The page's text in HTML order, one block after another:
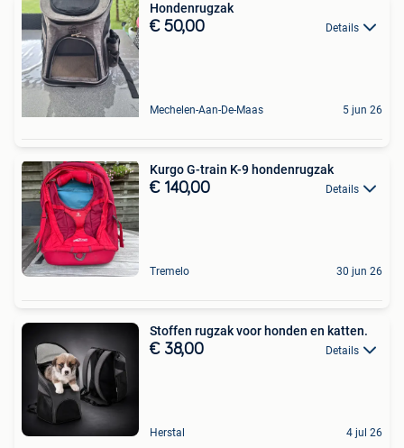
Hondenrugzak
€ 50,00 Details
Mechelen-Aan-De-Maas 5 jun 26
Kurgo G-train K-9 hondenrugzak
€ 140,00 Details
Tremelo 30 jun 26
Stoffen rugzak voor honden en katten.
€ 38,00 Details
Herstal 4 jul 26